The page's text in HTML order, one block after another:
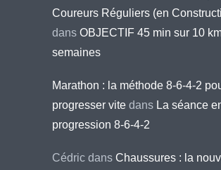
Coureurs Réguliers (en
dans OBJECTIF 45 min sur 10
semaines
Marathon : la méthode 8-6-4-2
progresser vite dans La séance
progression 8-6-4-2
Cédric dans Chaussures : la